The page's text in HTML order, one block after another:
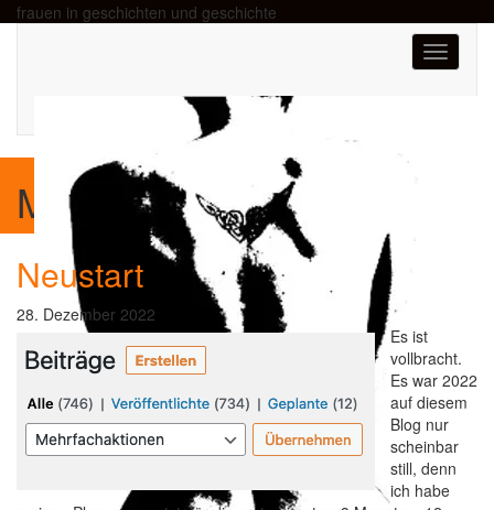
frauen in geschichten und geschichte
Toggle
Monat:Dezember 2022
Neustart
28. Dezember 2022
Es ist
vollbracht.
Es war 2022
auf diesem
Blog nur
scheinbar
still, denn
ich habe